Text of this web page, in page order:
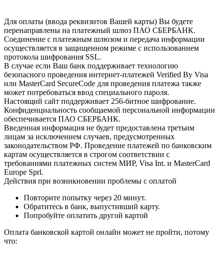
Для оплаты (ввода реквизитов Вашей карты) Вы будете
перенаправлены на платежный шлюз ПАО СБЕРБАНК.
Соединение с платежным шлюзом и передача информации
осуществляется в защищенном режиме с использованием
протокола шифрования SSL.
В случае если Ваш банк поддерживает технологию
безопасного проведения интернет-платежей Verified By Visa
или MasterCard SecureCode для проведения платежа также
может потребоваться ввод специального пароля.
Настоящий сайт поддерживает 256-битное шифрование.
Конфиденциальность сообщаемой персональной информации
обеспечивается ПАО СБЕРБАНК.
Введенная информация не будет предоставлена третьим
лицам за исключением случаев, предусмотренных
законодательством РФ. Проведение платежей по банковским
картам осуществляется в строгом соответствии с
требованиями платежных систем МИР, Visa Int. и MasterCard
Europe Sprl.
Действия при возникновении проблемы с оплатой
Повторите попытку через 20 минут.
Обратитесь в банк, выпустивший карту.
Попробуйте оплатить другой картой
Оплата банковской картой онлайн может не пройти, потому
что: